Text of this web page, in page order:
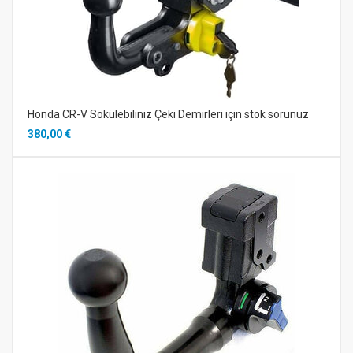
Honda CR-V Sökülebiliniz Çeki Demirleri için stok sorunuz
380,00 €